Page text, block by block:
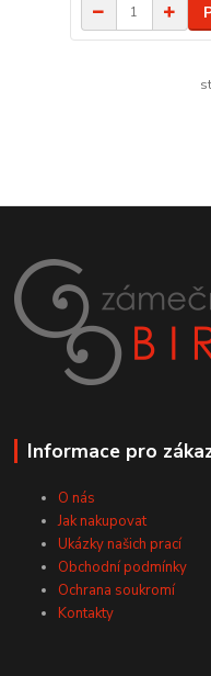
Informace pro
O nás
Jak nakupovat
Ukázky našich prací
Obchodní podmínky
Ochrana soukromí
Kontakty